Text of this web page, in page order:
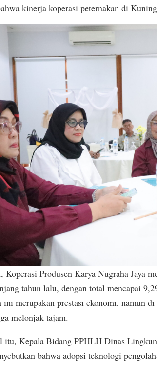
kinerja koperasi peternakan di
Koperasi Produsen Karya Nugraha Jaya
tahun lalu, dengan total mencapai
ini merupakan prestasi ekonomi, namun
melonjak tajam.
itu, Kepala Bidang PPHLH Dinas
bahwa adopsi teknologi